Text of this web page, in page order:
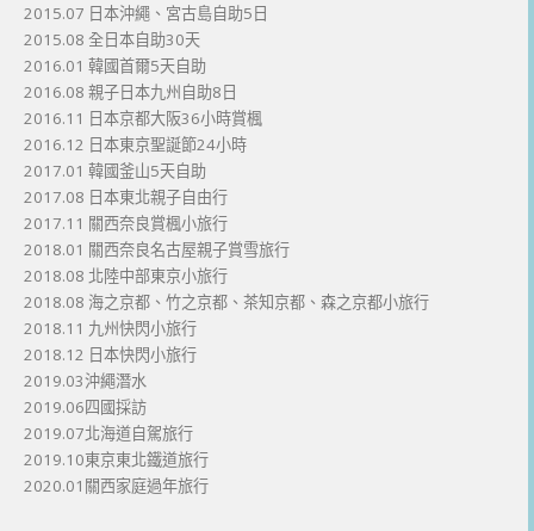
2015.07 日本沖繩、宮古島自助5日
2015.08 全日本自助30天
2016.01 韓國首爾5天自助
2016.08 親子日本九州自助8日
2016.11 日本京都大阪36小時賞楓
2016.12 日本東京聖誕節24小時
2017.01 韓國釜山5天自助
2017.08 日本東北親子自由行
2017.11 關西奈良賞楓小旅行
2018.01 關西奈良名古屋親子賞雪旅行
2018.08 北陸中部東京小旅行
2018.08 海之京都、竹之京都、茶知京都、森之京都小旅行
2018.11 九州快閃小旅行
2018.12 日本快閃小旅行
2019.03沖繩潛水
2019.06四國採訪
2019.07北海道自駕旅行
2019.10東京東北鐵道旅行
2020.01關西家庭過年旅行